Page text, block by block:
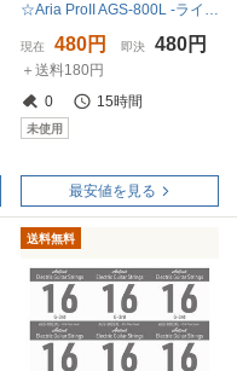
☆Aria ProII AGS-800L -ライト- エレキギター用弦☆
現在 480円 即決 480円
＋送料180円
0
15時間
未使用
最安値を見る
送料無料